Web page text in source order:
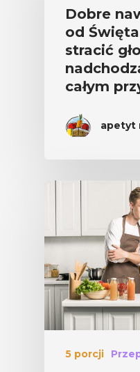
Dobre
od
stracić
całym
apetyt
5 porcji